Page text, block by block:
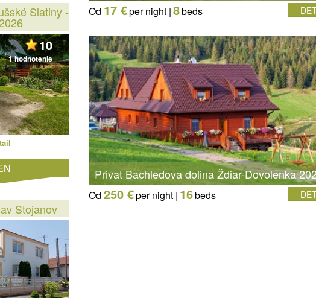
Slatiny -
10
1 hodnotenie
Stojanov
Od 17 €per night |8beds
Privat Bachledova dolina Ždiar-Dovolenka
Od 250 €per night | 16beds